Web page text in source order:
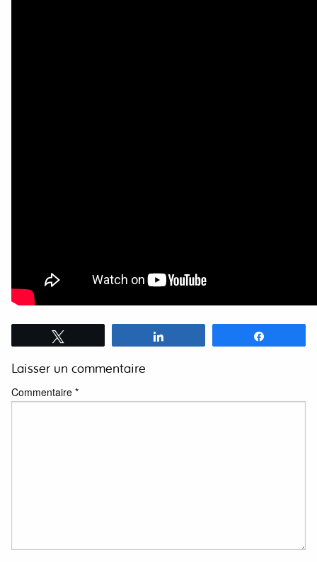
Laisser un commentaire
Commentaire *